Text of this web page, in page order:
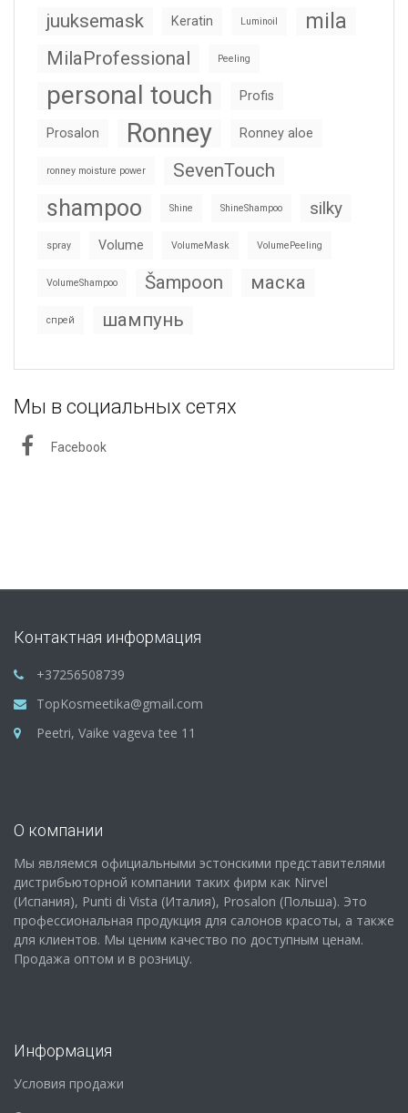
juuksemask Keratin Luminoil mila
MilaProfessional Peeling
personal touch Profis
Prosalon Ronney Ronney aloe
ronney moisture power SevenTouch
shampoo Shine ShineShampoo silky
spray Volume VolumeMask VolumePeeling
VolumeShampoo Šampoon маска
спрей шампунь
Мы в социальных сетях
Facebook
Контактная информация
+37256508739
TopKosmeetika@gmail.com
Peetri, Vaike vageva tee 11
О компании
Мы являемся официальными эстонскими представителями
дистрибьюторной компании таких фирм как Nirvel
(Испания), Punti di Vista (Италия), Prosalon (Польша). Это
профессиональная продукция для салонов красоты, а также
для клиентов. Мы ценим качество по доступным ценам.
Продажа оптом и в розницу.
Информация
Условия продажи